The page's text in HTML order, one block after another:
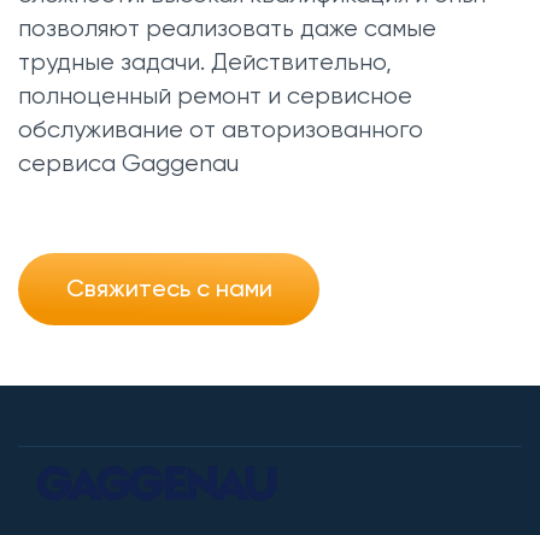
позволяют реализовать даже самые
трудные задачи. Действительно,
полноценный ремонт и сервисное
обслуживание от авторизованного
сервиса Gaggenau
Свяжитесь с нами